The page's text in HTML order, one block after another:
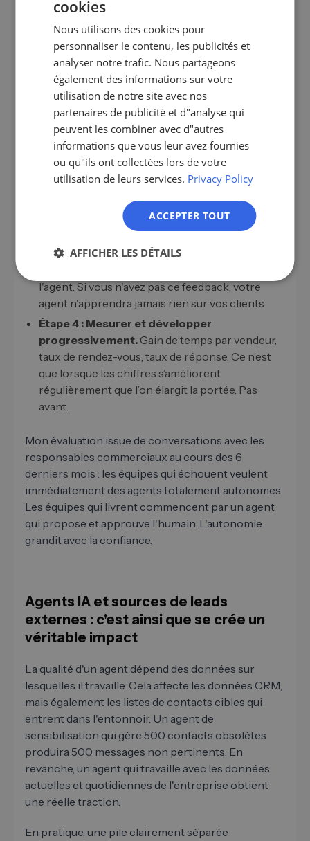
Étape 1 : Définir des cas d'utilisation précis.
Commencez par mener des recherches et des
résumés de réunions. Les deux ont des effets de
productivité élevés et un risque faible, car les
gens effectuent des vérifications avant
d'envoyer.
Étape 2 : Construisez des garde-fous et un
processus d'approbation.Définissez ce que
l'agent est autorisé à faire et ce qu'il ne peut pas
faire sans le demander. Sensibilisation aux
contacts froids toujours avec un humain dans la
boucle, maintenance des données dans le CRM
de manière autonome.
rétroaction.Chaque correction par l'équipe
l'agent. Si vous n'avez pas ce feedback, votre
agent n'apprendra jamais rien sur vos clients.
Étape 4 : Mesurer et développer
progressivement. Gain de temps par vendeur,
taux de rendez-vous, taux de réponse. Ce n’est
que lorsque les chiffres s’améliorent
régulièrement que l’on élargit la portée. Pas
avant.
Mon évaluation issue de conversations avec les
responsables commerciaux au cours des 6
derniers mois : les équipes qui échouent veulent
immédiatement des agents totalement autonomes.
Les équipes qui livrent commencent par un agent
qui propose et approuve l'humain. L'autonomie
grandit avec la confiance.
Agents IA et sources de leads
externes : c'est ainsi que se crée un
véritable impact
La qualité d'un agent dépend des données sur
lesquelles il travaille. Cela affecte les données CRM,
mais également les listes de contacts cibles qui
entrent dans l'entonnoir. Un agent de
sensibilisation qui gère 500 contacts obsolètes
produira 500 messages non pertinents. En
revanche, un agent qui travaille avec les données
actuelles et quotidiennes de l'entreprise obtient
une réelle traction.
En pratique, une pile clairement séparée
PL
cookies
Nous utilisons des cookies pour
personnaliser le contenu, les publicités et
analyser notre trafic. Nous partageons
également des informations sur votre
utilisation de notre site avec nos
partenaires de publicité et d"analyse qui
peuvent les combiner avec d"autres
informations que vous leur avez fournies
ou qu"ils ont collectées lors de votre
utilisation de leurs services. Privacy Policy
ACCEPTER TOUT
AFFICHER LES DÉTAILS